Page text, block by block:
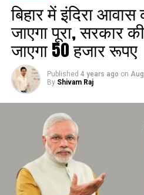
बिहार में इंदिरा आवास
जाएगा पूरा, सरकार
जाएगा 50 हजार रूपए
Published 4 years ago on
By Shivam Raj